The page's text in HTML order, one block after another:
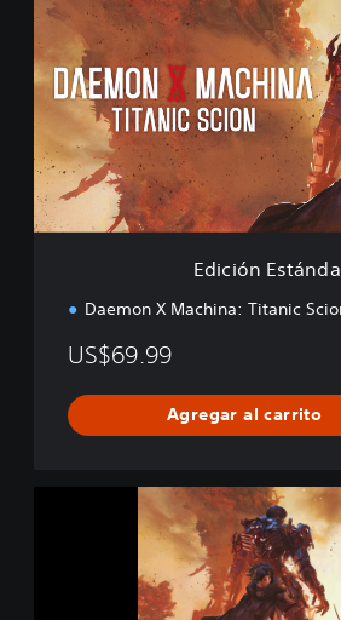
i
c
i
ó
s
t
á
n
Edición
Daemon X Machina: Titanic
US$69.99
Agregar al carrito